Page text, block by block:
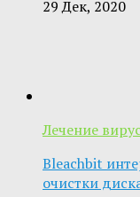
29 Дек, 2020
Лечение
Bleachbit
очистки